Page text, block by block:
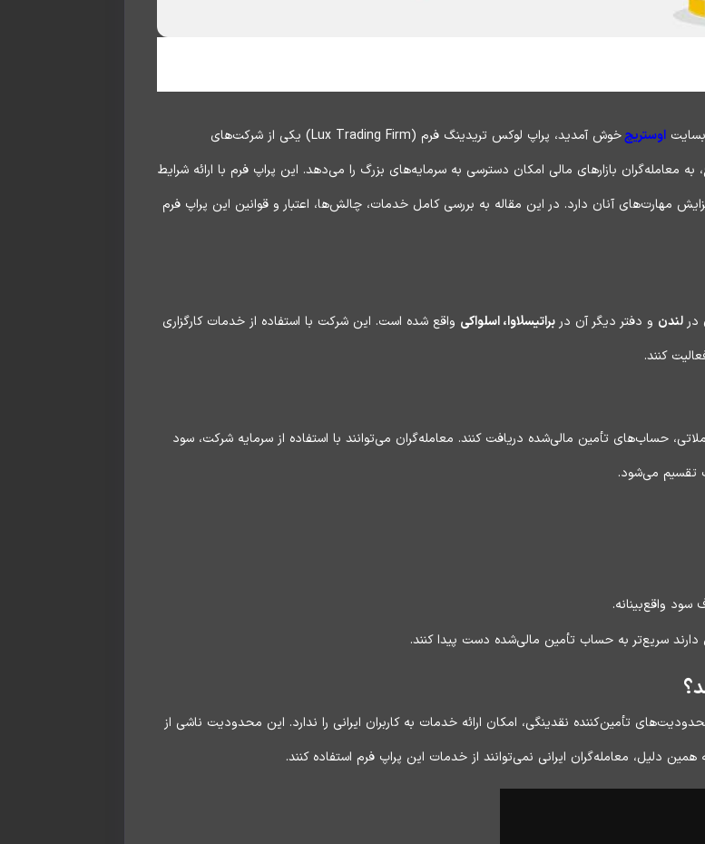
اوستریچ
خوش آمدید، پراپ لوکس تریدینگ فرم (Lux Trading Firm) یکی از شرکت‌های
بازارهای مالی امکان دسترسی به سرمایه‌های بزرگ را می‌دهد. این پراپ فرم با ارائه شرایط
مهارت‌های آنان دارد. در این مقاله به بررسی کامل خدمات، چالش‌ها، اعتبار و قوانین این پراپ فرم
لندن و دفتر دیگر آن در براتیسلاوا، اسلواکی واقع شده است. این شرکت با استفاده از خدمات کارگزاری
کنند.
حساب‌های تأمین مالی‌شده دریافت کنند. معامله‌گران می‌توانند با استفاده از سرمایه شرکت، سود
سود واقع‌بینانه.
دارند سریع‌تر به حساب تأمین مالی‌شده دست پیدا کنند.
تریدینگ فرم به دلیل محدودیت‌های تأمین‌کننده نقدینگی، امکان ارائه خدمات به کاربران ایرانی را ندارد. این محدودیت ناشی از
دلیل، معامله‌گران ایرانی نمی‌توانند از خدمات این پراپ فرم استفاده کنند.